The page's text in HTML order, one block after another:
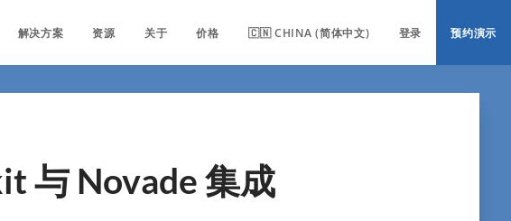
解决方案 资源 关于 价格 🇨🇳 CHINA (简体中文) 登录 预约演示
与 Novade 集成